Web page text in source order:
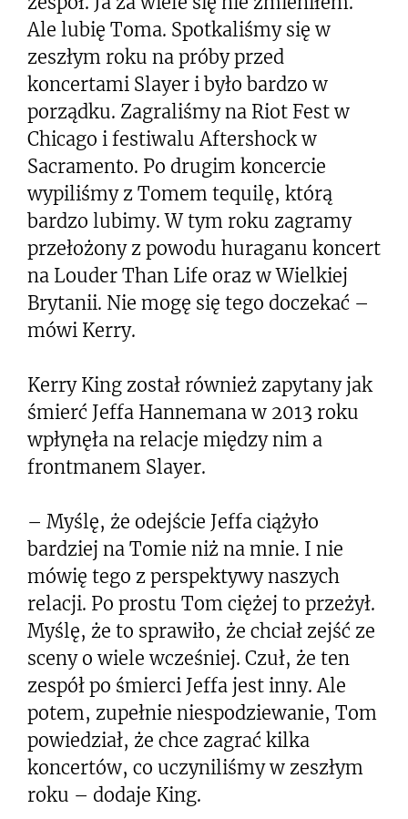
Ale lubię Toma. Spotkaliśmy się w
zeszłym roku na próby przed
koncertami Slayer i było bardzo w
porządku. Zagraliśmy na Riot Fest w
Chicago i festiwalu Aftershock w
Sacramento. Po drugim koncercie
wypiliśmy z Tomem tequilę, którą
bardzo lubimy. W tym roku zagramy
przełożony z powodu huraganu koncert
na Louder Than Life oraz w Wielkiej
Brytanii. Nie mogę się tego doczekać –
mówi Kerry.
Kerry King został również zapytany jak
śmierć Jeffa Hannemana w 2013 roku
wpłynęła na relacje między nim a
frontmanem Slayer.
– Myślę, że odejście Jeffa ciążyło
bardziej na Tomie niż na mnie. I nie
mówię tego z perspektywy naszych
relacji. Po prostu Tom ciężej to przeżył.
Myślę, że to sprawiło, że chciał zejść ze
sceny o wiele wcześniej. Czuł, że ten
zespół po śmierci Jeffa jest inny. Ale
potem, zupełnie niespodziewanie, Tom
powiedział, że chce zagrać kilka
koncertów, co uczyniliśmy w zeszłym
roku – dodaje King.